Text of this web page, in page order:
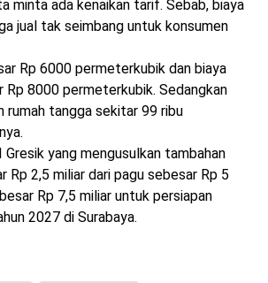
minta ada kenaikan tarif. Sebab, biaya
jual tak seimbang untuk konsumen
Rp 6000 permeterkubik dan biaya
Rp 8000 permeterkubik. Sedangkan
rumah tangga sekitar 99 ribu
Gresik yang mengusulkan tambahan
Rp 2,5 miliar dari pagu sebesar Rp 5
Rp 7,5 miliar untuk persiapan
2027 di Surabaya.